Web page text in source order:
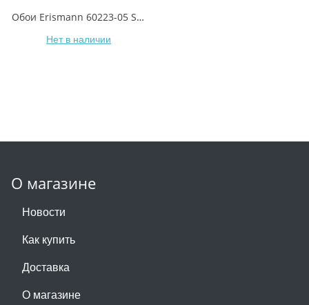
Обои Erismann 60223-05 Shtorm/Шторм
Нет в наличии
О магазине
Новости
Как купить
Доставка
О магазине